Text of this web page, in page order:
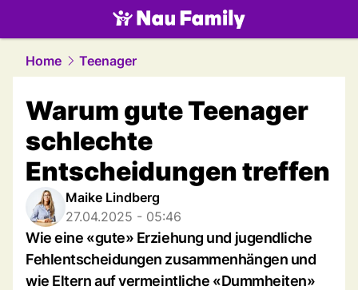
family.NAU.ch
Home Teenager
Warum gute Teenager
schlechte
Entscheidungen treffen
Maike Lindberg
27.04.2025 - 05:46
Wie eine «gute» Erziehung und jugendliche
Fehlentscheidungen zusammenhängen und
wie Eltern auf vermeintliche «Dummheiten»